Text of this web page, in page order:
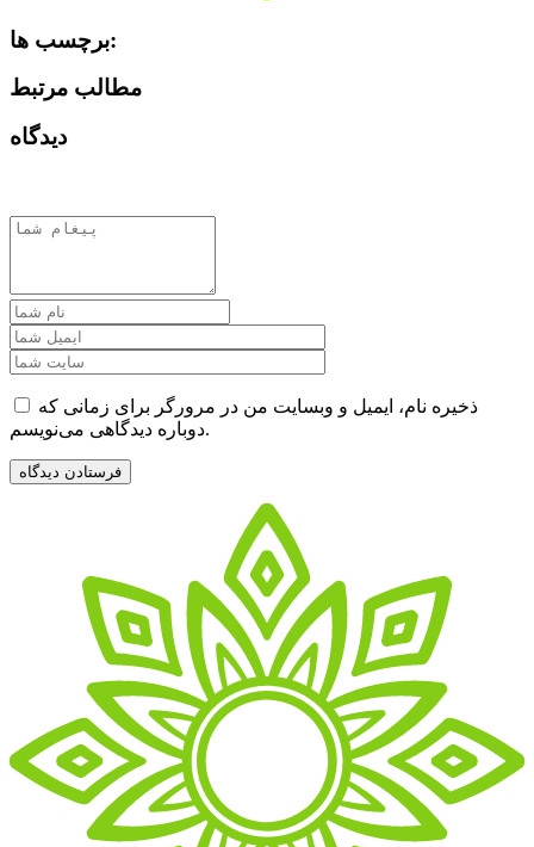
برچسب ها:
مطالب مرتبط
دیدگاه
ذخیره نام، ایمیل و وبسایت من در مرورگر برای زمانی که
دوباره دیدگاهی می‌نویسم.